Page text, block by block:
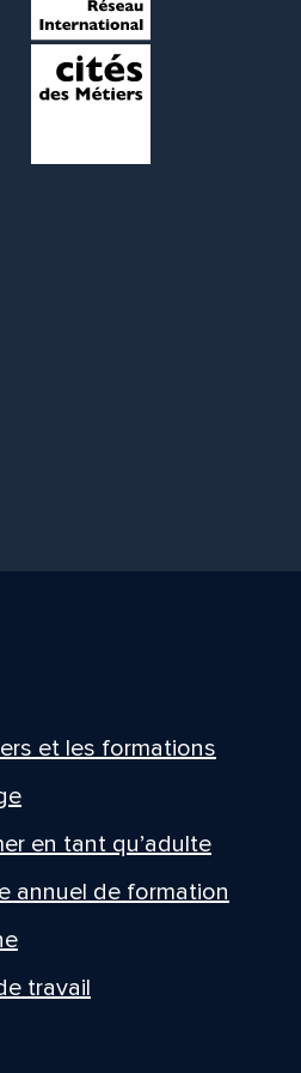
et les formations
en tant qu’adulte
annuel de formation
travail